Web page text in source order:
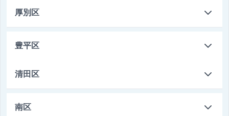
中央支店
011-251-2077
新琴似支店
011-726-0111
011-781-4121
白石支店
011-861-0333
札幌市白石区平和通2丁目北4番26号
厚別区
厚別支店
札幌市厚別区厚別中央5条3丁目1番20号
豊平区
平岸支店
清田区
清田支店
南区